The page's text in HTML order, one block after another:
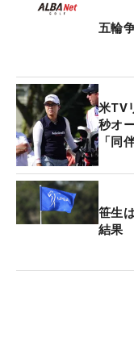
五輪
米TV
秒オ
「同
笹生
結果